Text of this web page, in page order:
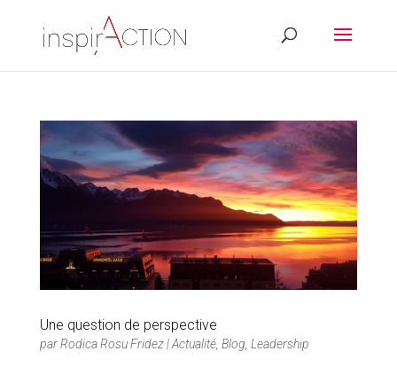
Une question de perspective
parRodica Rosu Fridez|Actualité, Blog Leadership